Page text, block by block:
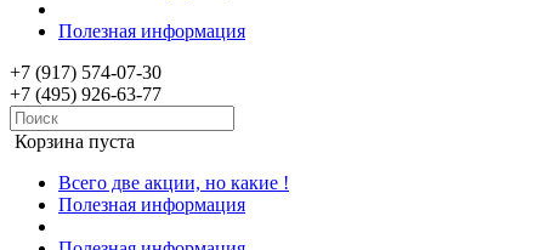
Полезная информация
+7 (917) 574-07-30
+7 (495) 926-63-77
Корзина пуста
Всего две акции, но какие !
Полезная информация